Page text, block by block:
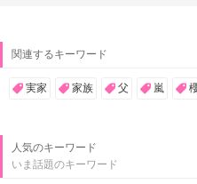
関連するキーワード
実家 家族 父 嵐
人気のキーワード
いま話題のキーワード